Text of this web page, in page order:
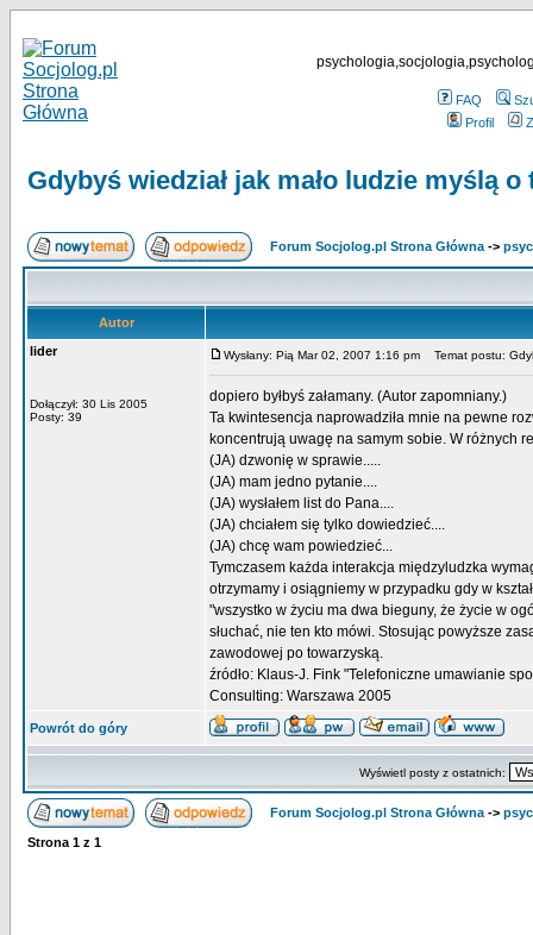
FAQ
Profil
Gdybyś wiedział jak mało ludzie myślą o
Forum Socjolog.pl Strona Główna ->
Autor
lider
Dołączył: 30 Lis 2005
Posty: 39
Wysłany: Pią Mar 02, 2007 1:16 pm Temat postu:
dopiero byłbyś załamany. (Autor zapomniany.)
Ta kwintesencja naprowadziła mnie na pewne
koncentrują uwagę na samym sobie. W różnych
(JA) dzwonię w sprawie.....
(JA) mam jedno pytanie....
(JA) wysłałem list do Pana....
(JA) chciałem się tylko dowiedzieć....
(JA) chcę wam powiedzieć...
Tymczasem każda interakcja międzyludzka
otrzymamy i osiągniemy w przypadku gdy w
"wszystko w życiu ma dwa bieguny, że życie w
słuchać, nie ten kto mówi. Stosując powyższe
zawodowej po towarzyską.
źródło: Klaus-J. Fink "Telefoniczne umawianie
Consulting: Warszawa 2005
Powrót do góry
Wyświetl posty z ostatnich:
Forum Socjolog.pl Strona Główna ->
Strona 1 z 1